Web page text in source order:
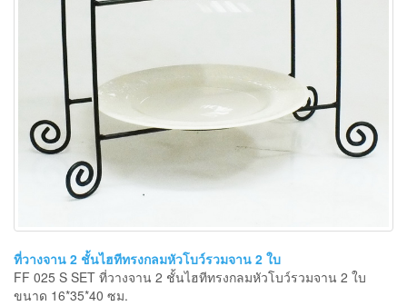
ที่วางจาน 2 ชั้นไฮทีทรงกลมหัวโบว์รวมจาน 2 ใบ
FF 025 S SET ที่วางจาน 2 ชั้นไฮทีทรงกลมหัวโบว์รวมจาน 2 ใบ
ขนาด 16*35*40 ซม.